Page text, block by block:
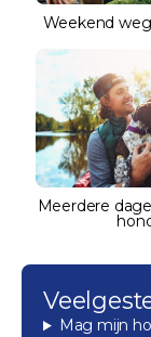
Weekend
Meerdere
Mag mijn